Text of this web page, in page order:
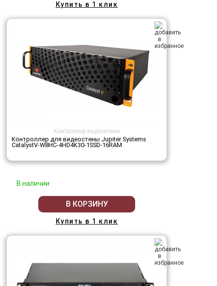
Купить в 1 клик
Контроллер видеостены
Контроллер для видеостены Jupiter Systems
CatalystV-W8HC-4HD4K30-1SSD-16RAM
В наличии
В КОРЗИНУ
Купить в 1 клик